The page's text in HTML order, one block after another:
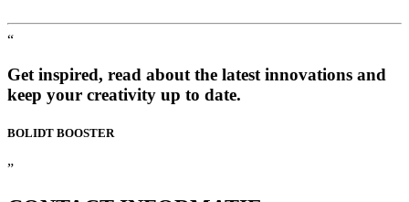
“
Get inspired, read about the latest innovations and
keep your creativity up to date.
BOLIDT BOOSTER
”